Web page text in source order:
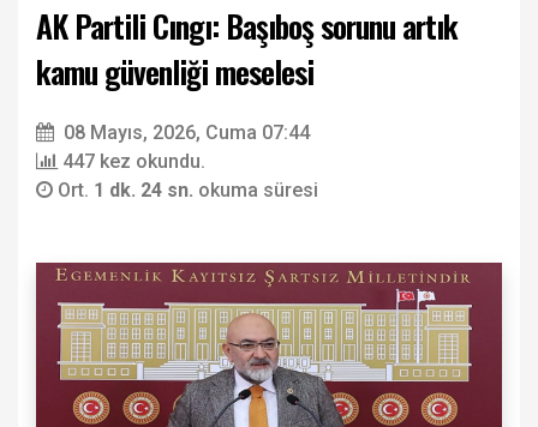
AK Partili Cıngı: Başıboş sorunu artık
kamu güvenliği meselesi
08 Mayıs, 2026, Cuma 07:44
447 kez okundu.
Ort. 1 dk. 24 sn. okuma süresi